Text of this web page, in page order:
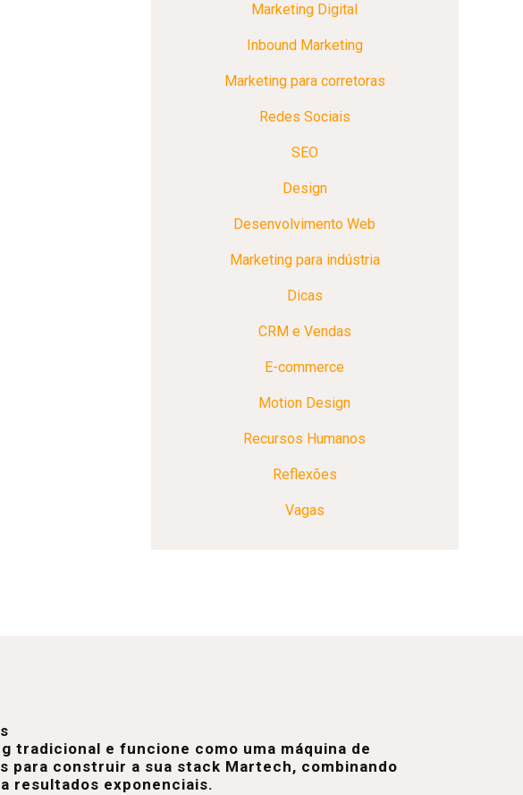
Marketing Digital
Inbound Marketing
Marketing para corretoras
Redes Sociais
SEO
Design
Desenvolvimento Web
Marketing para indústria
Dicas
CRM e Vendas
E-commerce
Motion Design
Recursos Humanos
Reflexões
Vagas
tradicional e funcione como uma máquina de
para construir a sua stack Martech, combinando
resultados exponenciais.